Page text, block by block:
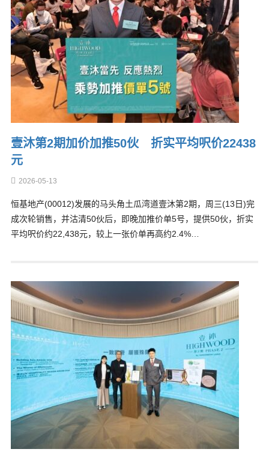
壹沐第2期加价加推50伙 折实平均呎价22438
元
2026-05-13
恒基地产(00012)发展的马头角土瓜湾道壹沐第2期，周三(13日)完
成次轮销售，并沽清50伙后，即晚加推价单5号，提供50伙，折实
平均呎价约22,438元，较上一张价单再高约2.4%…